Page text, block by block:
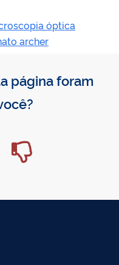
óptica
archer
página foram